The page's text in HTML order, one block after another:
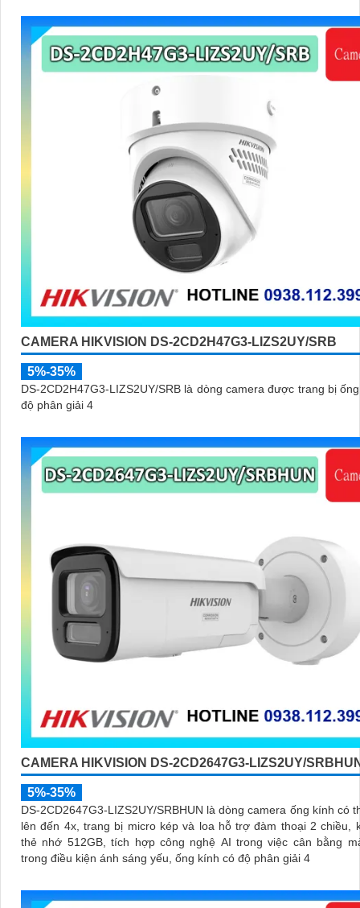
CAMERA HIKVISION DS-2CD2H47G3-LIZS2UY/SRB
5%-35%
DS-2CD2H47G3-LIZS2UY/SRB là dòng camera được trang bị
độ phân giải 4
CAMERA HIKVISION DS-2CD2647G3-LIZS2UY/
5%-35%
DS-2CD2647G3-LIZS2UY/SRBHUN là dòng camera ống kính có
lên đến 4x, trang bị micro kép và loa hỗ trợ đàm thoại 2 chiều,
thẻ nhớ 512GB, tích hợp công nghệ AI trong việc cân bằng
trong điều kiện ánh sáng yếu, ống kính có độ phân giải 4